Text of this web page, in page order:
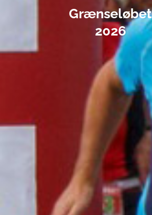
Grænseløbet
2026